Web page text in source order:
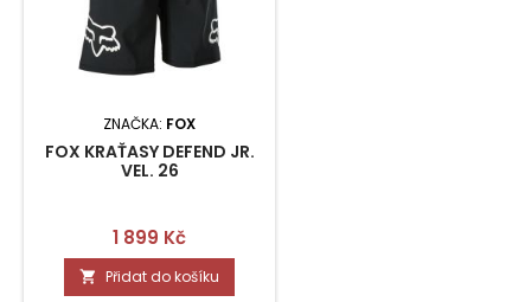
ZNAČKA: FOX
FOX KRAŤASY DEFEND JR.
VEL. 26
Cena
1 899 Kč
 Přidat do košíku